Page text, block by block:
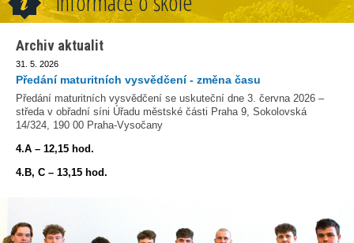
Archiv aktualit
31. 5. 2026
Předání maturitních vysvědčení - změna času
Předání maturitních vysvědčení se uskuteční dne 3. června 2026 –
středa v obřadní síni Úřadu městské části Praha 9, Sokolovská
14/324, 190 00 Praha-Vysočany
4.A – 12,15 hod.
4.B, C – 13,15 hod.